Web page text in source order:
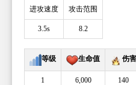
进攻速度 攻击范围
3.5s 8.2
等级 生命值 伤害
1 6,000 140